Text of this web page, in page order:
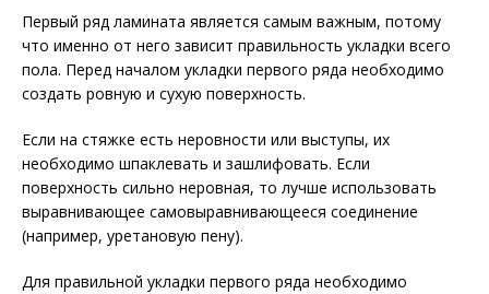
Первый ряд ламината является самым важным, потому
что именно от него зависит правильность укладки всего
пола. Перед началом укладки первого ряда необходимо
создать ровную и сухую поверхность.
Если на стяжке есть неровности или выступы, их
необходимо шпаклевать и зашлифовать. Если
поверхность сильно неровная, то лучше использовать
выравнивающее самовыравнивающееся соединение
(например, уретановую пену).
Для правильной укладки первого ряда необходимо